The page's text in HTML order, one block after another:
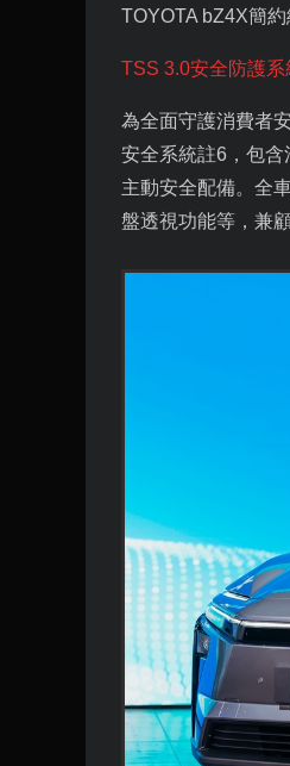
TOYOTA bZ4X簡約
TSS 3.0安全防護系
為全面守護消費者安
安全系統註6 ，包
主動安全配備。全
盤透視功能等，兼